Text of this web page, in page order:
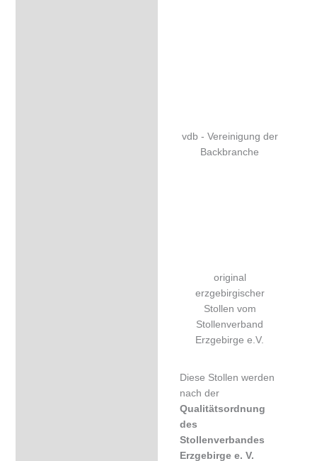
vdb - Vereinigung der
Backbranche
original
erzgebirgischer
Stollen vom
Stollenverband
Erzgebirge e.V.
Diese Stollen werden
nach der
Qualitätsordnung
des
Stollenverbandes
Erzgebirge e. V.